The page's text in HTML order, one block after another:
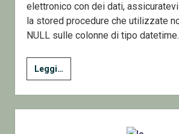
elettronico con dei dati,
la stored procedure che utilizzate
NULL sulle colonne di tipo datetime.
Leggi…Lettura
dati
da
Excel